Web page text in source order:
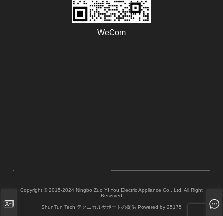
WeCom
Copyright © 2015-2024 Ningbo Zuo YI You Electric Appliance Co., Ltd. All Right
Reserved
ShunTun Tech テクニカルサポートの提供 Powered by 25175